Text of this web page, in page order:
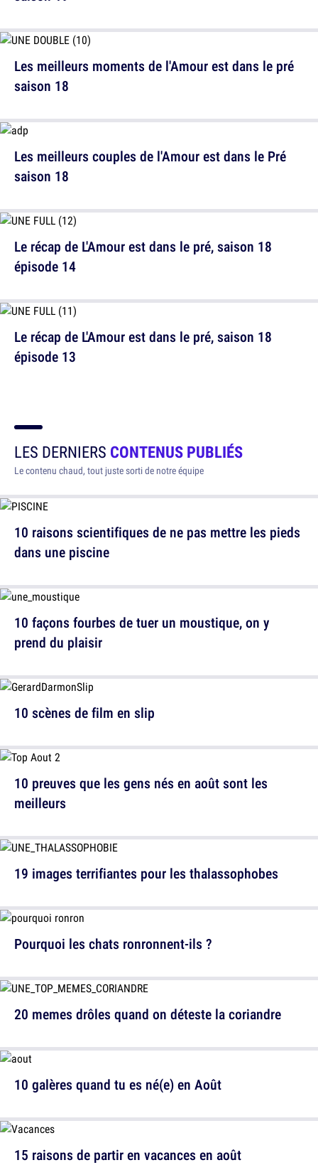
Les meilleurs couples de l'Amour est dans le Pré
saison 18
Le récap de L'Amour est dans le pré, saison 18
épisode 13
Les meilleurs moments de l'Amour est dans le pré
saison 18
Le récap de L'Amour est dans le pré, saison 18
épisode 14
LES DERNIERS CONTENUS PUBLIÉS
Le contenu chaud, tout juste sorti de notre équipe
10 raisons scientifiques de ne pas mettre les pieds
dans une piscine
10 scènes de film en slip
19 images terrifiantes pour les thalassophobes
20 memes drôles quand on déteste la coriandre
15 raisons de partir en vacances en août
10 façons fourbes de tuer un moustique, on y
prend du plaisir
10 preuves que les gens nés en août sont les
meilleurs
Pourquoi les chats ronronnent-ils ?
10 galères quand tu es né(e) en Août